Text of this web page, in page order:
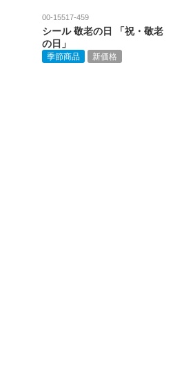
00-15517-459
シール 敬老の日 「祝・敬老
の日」
季節商品 新価格